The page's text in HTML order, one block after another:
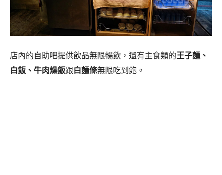
店內的自助吧提供飲品無限暢飲，還有主食類的王子麵、
白飯、牛肉燥飯跟白麵條無限吃到飽。